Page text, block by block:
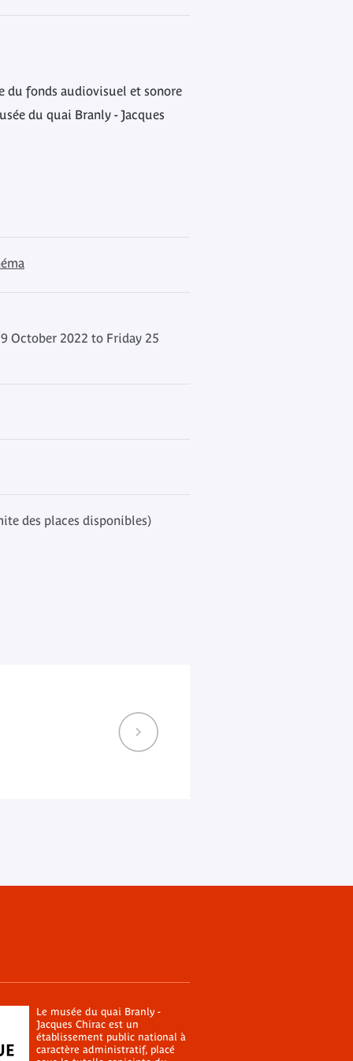
du fonds audiovisuel et sonore
du quai Branly - Jacques
October 2022 to Friday 25
des places disponibles)
Le musée du quai Branly -
Jacques Chirac est un
établissement public national à
caractère administratif, placé